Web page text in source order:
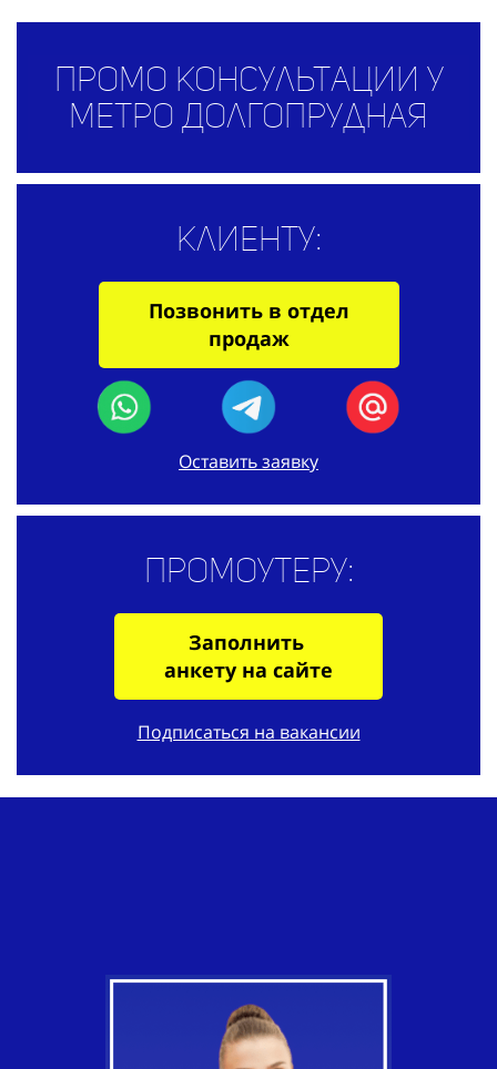
Промо консультации у
метро Долгопрудная
Клиенту:
Позвонить в отдел
продаж
Оставить заявку
Промоутеру:
Заполнить
анкету на сайте
Подписаться на вакансии